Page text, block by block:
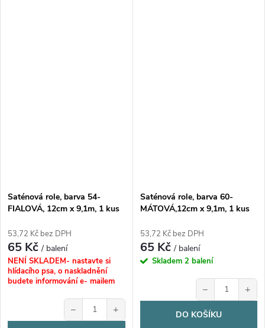
Saténová role, barva 54-
FIALOVÁ, 12cm x 9,1m, 1 kus
53,72 Kč bez DPH
65 Kč/ balení
NENÍ SKLADEM- nastavte si
hlídacího psa, o naskladnění
budete informování e- mailem
− +
Saténová role, barva 60-
MÁTOVÁ,12cm x 9,1m, 1 kus
53,72 Kč bez DPH
65 Kč/ balení
Skladem 2 balení
− +
DO KOŠÍKU